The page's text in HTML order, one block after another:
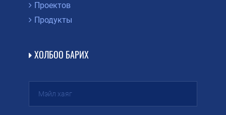
Проектов
Продукты
ХОЛБОО БАРИХ